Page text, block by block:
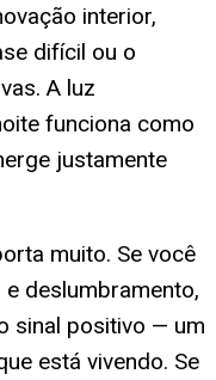
interior,
difícil ou o
A luz
funciona como
justamente
muito. Se você
deslumbramento,
sinal positivo — um
está vivendo. Se